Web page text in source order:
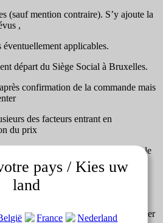
(sauf mention contraire). S’y ajoute la
,
éventuellement applicables.
départ du Siège Social à Bruxelles.
confirmation de la commande mais
des facteurs entrant en
du prix
si ce changement était prévisible
ce cas , dans les cinq jours de la
la commande par écrit ou courrier
pays / Kies uw
land
France Nederland